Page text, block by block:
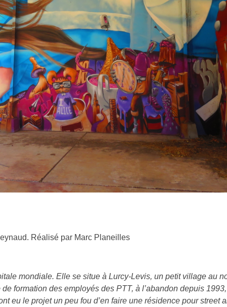
Réalisé par Marc Planeilles
mondiale. Elle se situe à Lurcy-Levis, un petit village au
formation des employés des PTT, à l’abandon depuis
eu le projet un peu fou d’en faire une résidence pour street